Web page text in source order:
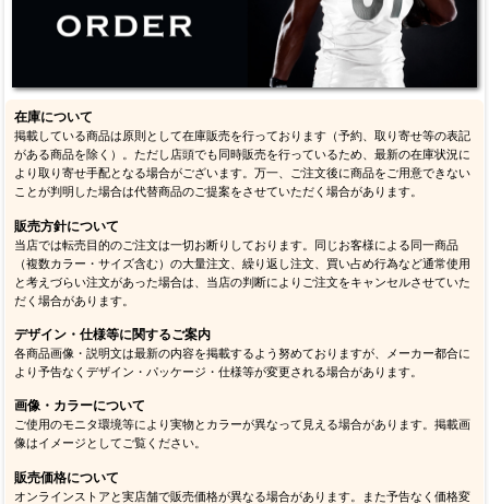
在庫について
掲載している商品は原則として在庫販売を行っております（予約、取り寄せ等の表記
がある商品を除く）。ただし店頭でも同時販売を行っているため、最新の在庫状況に
より取り寄せ手配となる場合がございます。万一、ご注文後に商品をご用意できない
ことが判明した場合は代替商品のご提案をさせていただく場合があります。
販売方針について
当店では転売目的のご注文は一切お断りしております。同じお客様による同一商品
（複数カラー・サイズ含む）の大量注文、繰り返し注文、買い占め行為など通常使用
と考えづらい注文があった場合は、当店の判断によりご注文をキャンセルさせていた
だく場合があります。
デザイン・仕様等に関するご案内
各商品画像・説明文は最新の内容を掲載するよう努めておりますが、メーカー都合に
より予告なくデザイン・パッケージ・仕様等が変更される場合があります。
画像・カラーについて
ご使用のモニタ環境等により実物とカラーが異なって見える場合があります。掲載画
像はイメージとしてご覧ください。
販売価格について
オンラインストアと実店舗で販売価格が異なる場合があります。また予告なく価格変